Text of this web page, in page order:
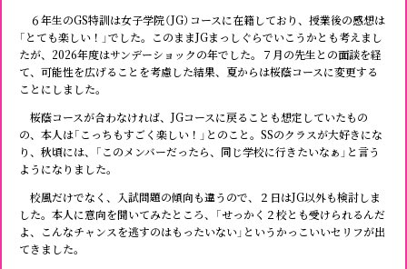
６年生のGS特訓は女子学院（JG）コースに在籍しており、授業後の感想は
「とても楽しい！」でした。このままJGまっしぐらでいこうかとも考えまし
たが、2026年度はサンデーショックの年でした。７月の先生との面談を経
て、可能性を広げることを考慮した結果、夏からは桜蔭コースに変更する
ことにしました。
桜蔭コースが合わなければ、JGコースに戻ることも想定していたもの
の、本人は「こっちもすごく楽しい！」とのこと。SSのクラスが大好きにな
り、秋頃には、「このメンバーだったら、同じ学校に行きたいなぁ」と言う
ようになりました。
校風だけでなく、入試問題の傾向も違うので、２日はJG以外も検討しま
した。本人に意向を聞いてみたところ、「せっかく２校とも受けられるんだ
よ、こんなチャンスを逃すのはもったいない」というかっこいいセリフが出
てきました。